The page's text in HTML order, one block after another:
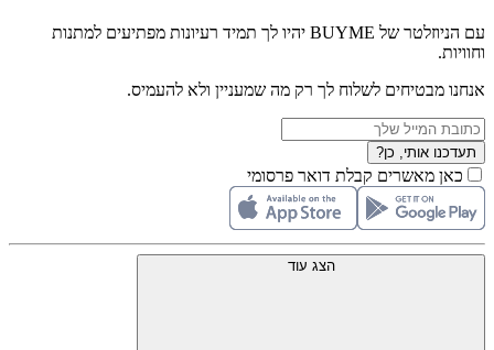
עם הניוזלטר של BUYME יהיו לך תמיד רעיונות מפתיעים למתנות
וחוויות.
אנחנו מבטיחים לשלוח לך רק מה שמעניין ולא להעמיס.
תעדכנו אותי, כן?
כאן מאשרים קבלת דואר פרסומי
הצג עוד